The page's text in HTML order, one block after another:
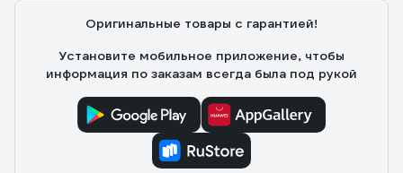
Оригинальные товары с гарантией!
Установите мобильное приложение, чтобы
информация по заказам всегда была под рукой